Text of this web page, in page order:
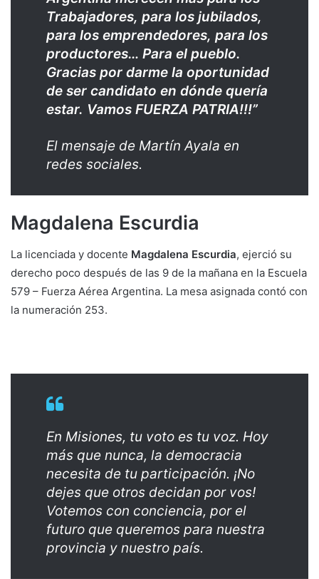
Trabajadores, para los jubilados,
para los emprendedores, para los
productores… Para el pueblo.
Gracias por darme la oportunidad
de ser candidato en dónde quería
estar. Vamos FUERZA PATRIA!!!”
El mensaje de Martín Ayala en
redes sociales.
Magdalena Escurdia
La licenciada y docente Magdalena Escurdia, ejerció su
derecho poco después de las 9 de la mañana en la Escuela
579 – Fuerza Aérea Argentina. La mesa asignada contó con
la numeración 253.
En Misiones, tu voto es tu voz. Hoy
más que nunca, la democracia
necesita de tu participación. ¡No
dejes que otros decidan por vos!
Votemos con conciencia, por el
futuro que queremos para nuestra
provincia y nuestro país.